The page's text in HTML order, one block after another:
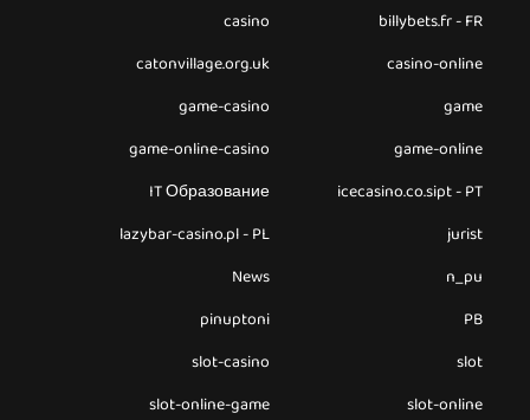
billybets.fr - FR
casino
casino-online
catonvillage.org.uk
game
game-casino
game-online
game-online-casino
icecasino.co.sipt - PT
IT Образование
jurist
lazybar-casino.pl - PL
n_pu
News
PB
pinuptoni
slot
slot-casino
slot-online
slot-online-game